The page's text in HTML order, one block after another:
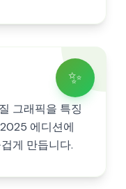
✨
그래픽을 특징
에디션에
게 만듭니다.